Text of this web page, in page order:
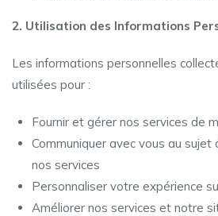
2. Utilisation des Informations
Les informations personnelles
utilisées pour :
Fournir et gérer nos services de
Communiquer avec vous au
nos services
Personnaliser votre expérience
Améliorer nos services et notre